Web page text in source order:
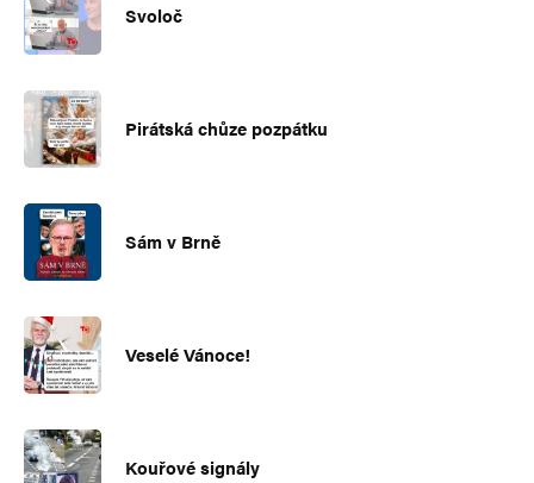
Svoloč
Pirátská chůze pozpátku
Sám v Brně
Veselé Vánoce!
Kouřové signály